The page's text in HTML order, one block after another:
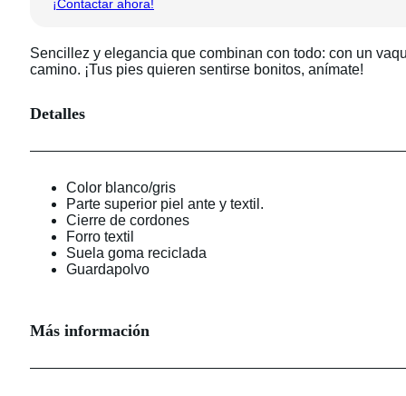
¡Contactar ahora!
Sencillez y elegancia que combinan con todo: con un
camino. ¡Tus pies quieren sentirse bonitos, anímate!
Detalles
Color blanco/gris
Parte superior piel ante y textil.
Cierre de cordones
Forro textil
Suela goma reciclada
Guardapolvo
Más información